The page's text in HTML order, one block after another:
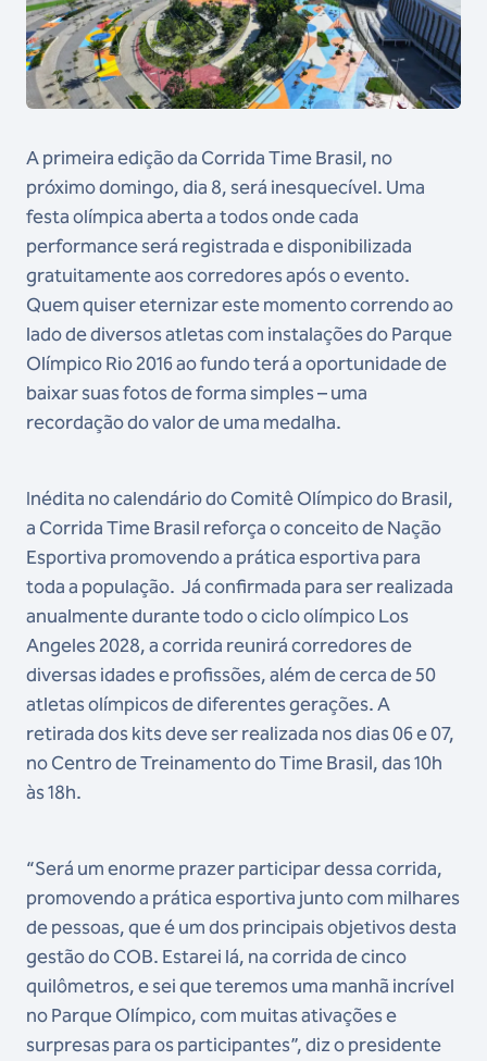
A primeira edição da Corrida Time Brasil, no
próximo domingo, dia 8, será inesquecível. Uma
festa olímpica aberta a todos onde cada
performance será registrada e disponibilizada
gratuitamente aos corredores após o evento.
Quem quiser eternizar este momento correndo ao
lado de diversos atletas com instalações do Parque
Olímpico Rio 2016 ao fundo terá a oportunidade de
baixar suas fotos de forma simples – uma
recordação do valor de uma medalha.
Inédita no calendário do Comitê Olímpico do Brasil,
a Corrida Time Brasil reforça o conceito de Nação
Esportiva promovendo a prática esportiva para
toda a população. Já confirmada para ser realizada
anualmente durante todo o ciclo olímpico Los
Angeles 2028, a corrida reunirá corredores de
diversas idades e profissões, além de cerca de 50
atletas olímpicos de diferentes gerações. A
retirada dos kits deve ser realizada nos dias 06 e 07,
no Centro de Treinamento do Time Brasil, das 10h
às 18h.
“Será um enorme prazer participar dessa corrida,
promovendo a prática esportiva junto com milhares
de pessoas, que é um dos principais objetivos desta
gestão do COB. Estarei lá, na corrida de cinco
quilômetros, e sei que teremos uma manhã incrível
no Parque Olímpico, com muitas ativações e
surpresas para os participantes”, diz o presidente